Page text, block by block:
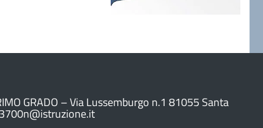
GRADO – Via Lussemburgo n.1 81055 Santa